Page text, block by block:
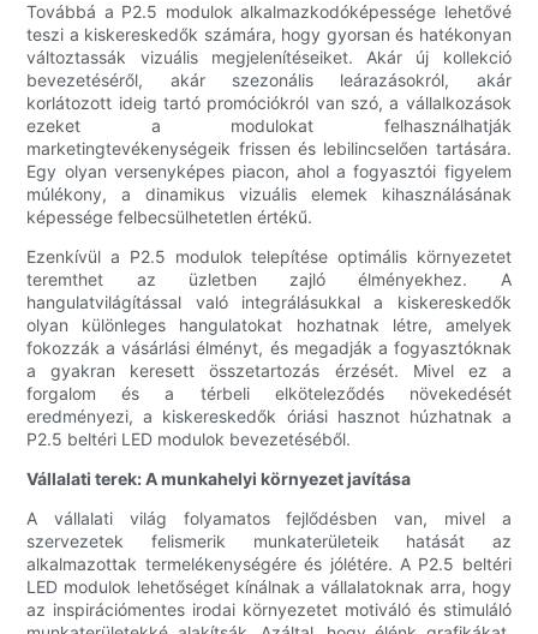
Továbbá a P2.5 modulok alkalmazkodóképessége lehetővé
teszi a kiskereskedők számára, hogy gyorsan és hatékonyan
változtassák vizuális megjelenítéseiket. Akár új kollekció
bevezetéséről, akár szezonális leárazásokról, akár
korlátozott ideig tartó promóciókról van szó, a vállalkozások
ezeket a modulokat felhasználhatják
marketingtevékenységeik frissen és lebilincselően tartására.
Egy olyan versenyképes piacon, ahol a fogyasztói figyelem
múlékony, a dinamikus vizuális elemek kihasználásának
képessége felbecsülhetetlen értékű.
Ezenkívül a P2.5 modulok telepítése optimális környezetet
teremthet az üzletben zajló élményekhez. A
hangulatvilágítással való integrálásukkal a kiskereskedők
olyan különleges hangulatokat hozhatnak létre, amelyek
fokozzák a vásárlási élményt, és megadják a fogyasztóknak
a gyakran keresett összetartozás érzését. Mivel ez a
forgalom és a térbeli elköteleződés növekedését
eredményezi, a kiskereskedők óriási hasznot húzhatnak a
P2.5 beltéri LED modulok bevezetéséből.
Vállalati terek: A munkahelyi környezet javítása
A vállalati világ folyamatos fejlődésben van, mivel a
szervezetek felismerik munkaterületeik hatását az
alkalmazottak termelékenységére és jólétére. A P2.5 beltéri
LED modulok lehetőséget kínálnak a vállalatoknak arra, hogy
az inspirációmentes irodai környezetet motiváló és stimuláló